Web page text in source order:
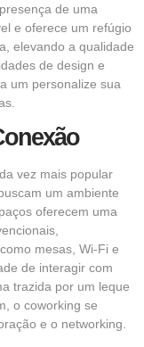
de uma
e oferece um refúgio
elevando a qualidade
de design e
um personalize sua
vez mais popular
um ambiente
oferecem uma
mesas, Wi-Fi e
de interagir com
trazida por um leque
o coworking se
e o networking.